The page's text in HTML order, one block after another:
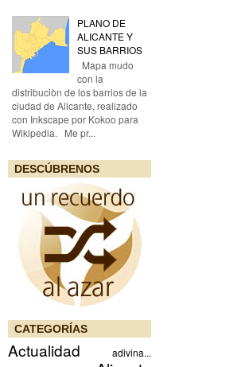
PLANO DE
ALICANTE Y
SUS BARRIOS
Mapa mudo
con la
distribuciòn de los barrios de la
ciudad de Alicante, realizado
con Inkscape por Kokoo para
Wikipedia. Me pr...
DESCÚBRENOS
CATEGORÍAS
Actualidad adivina...